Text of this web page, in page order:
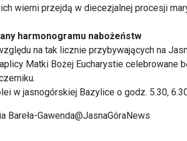
wierni przejdą w diecezjalnej procesji
harmonogramu nabożeństw
na tak licznie przybywających na
Matki Bożej Eucharystie celebrowane
w jasnogórskiej Bazylice o godz. 5.30,
Bareła-Gawenda@JasnaGóraNews